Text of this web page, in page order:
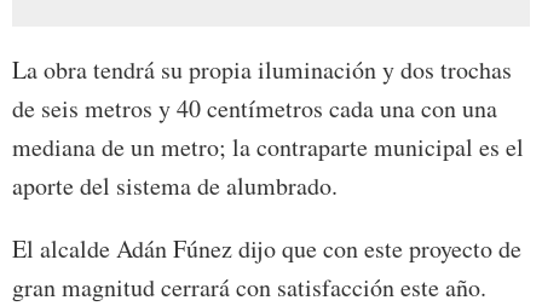
La obra tendrá su propia iluminación y dos trochas
de seis metros y 40 centímetros cada una con una
mediana de un metro; la contraparte municipal es el
aporte del sistema de alumbrado.
El alcalde Adán Fúnez dijo que con este proyecto de
gran magnitud cerrará con satisfacción este año.